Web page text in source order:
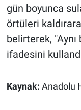
gün boyunca
örtüleri
belirterek,
ifadesini
Kaynak: Anadolu